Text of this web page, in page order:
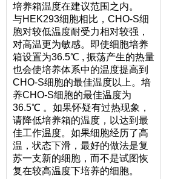
培养箱温度在建议范围之内。
与HEK293细胞相比，CHO-S细
胞对较低温度耐受力相对较强，
对高温更为敏感。即使细胞培养
箱设置为36.5℃ , 振荡产生的热量
也会使培养体系中的温度提高到
CHO-S细胞的最佳温度以上。培
养CHO-S细胞的最佳温度为
36.5℃ 。如果怀疑有过热现象，
请降低培养箱的温度，以达到最
佳工作温度。如果细胞经历了高
温，状态下滑，最好的做法是复
苏一支新的细胞，而不是试图恢
复在较高温度下培养的细胞。